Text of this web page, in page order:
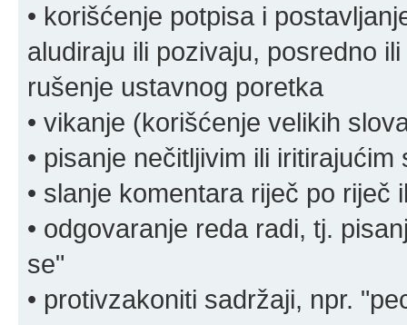
• korišćenje potpisa i
aludiraju ili pozivaju, posredno
rušenje ustavnog poretka
• vikanje (korišćenje velikih
• pisanje nečitljivim ili iritirajućim
• slanje komentara riječ po riječ
• odgovaranje reda radi, tj.
se"
• protivzakoniti sadržaji, npr.